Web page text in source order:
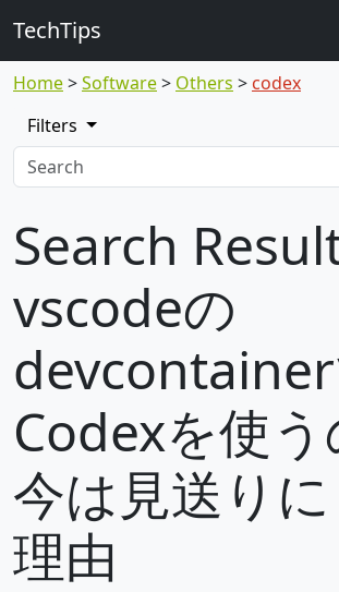
TechTips
Home Software Others
codex
Filters
Search
vscodeの
Codexを使う
今は見送り
理由